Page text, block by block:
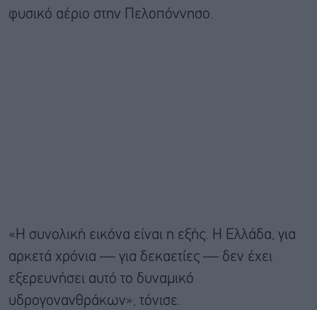
φυσικό αέριο στην Πελοπόννησο.
«Η συνολική εικόνα είναι η εξής. Η Ελλάδα, για
αρκετά χρόνια — για δεκαετίες — δεν έχει
εξερευνήσει αυτό το δυναμικό
υδρογονανθράκων», τόνισε.